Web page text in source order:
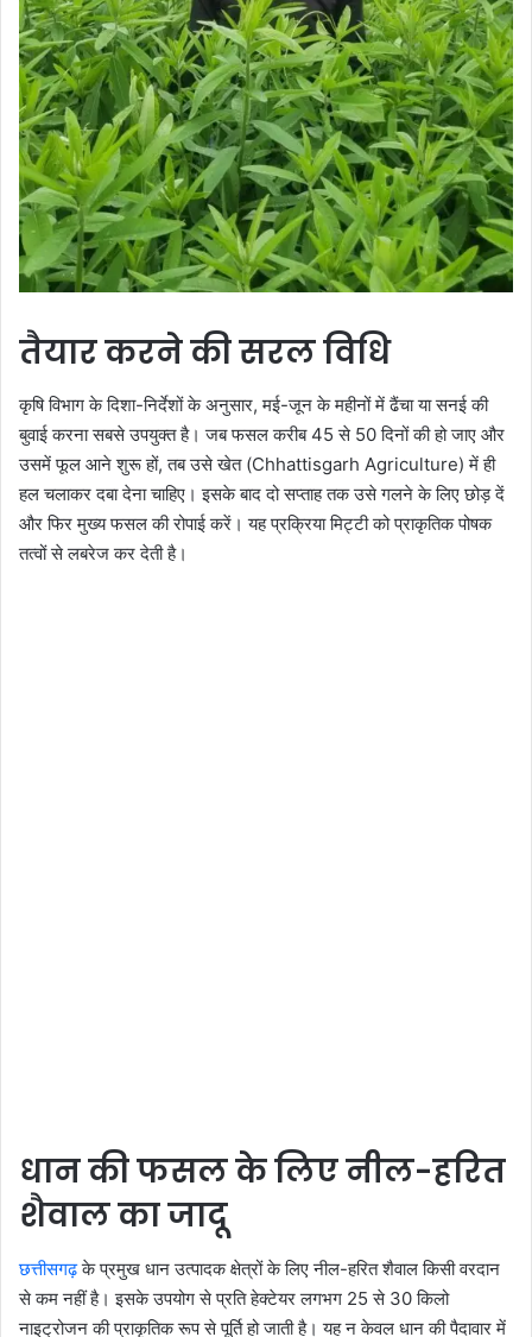
तैयार करने की सरल विधि
कृषि विभाग के दिशा-निर्देशों के अनुसार, मई-जून के महीनों में ढैंचा या सनई की
बुवाई करना सबसे उपयुक्त है। जब फसल करीब 45 से 50 दिनों की हो जाए और
उसमें फूल आने शुरू हों, तब उसे खेत (Chhattisgarh Agriculture) में ही
हल चलाकर दबा देना चाहिए। इसके बाद दो सप्ताह तक उसे गलने के लिए छोड़ दें
और फिर मुख्य फसल की रोपाई करें। यह प्रक्रिया मिट्टी को प्राकृतिक पोषक
तत्वों से लबरेज कर देती है।
धान की फसल के लिए नील-हरित
शैवाल का जादू
छत्तीसगढ़के प्रमुख धान उत्पादक क्षेत्रों के लिए नील-हरित शैवाल किसी वरदान
से कम नहीं है। इसके उपयोग से प्रति हेक्टेयर लगभग 25 से 30 किलो
नाइट्रोजन की प्राकृतिक रूप से पूर्ति हो जाती है। यह न केवल धान की पैदावार में